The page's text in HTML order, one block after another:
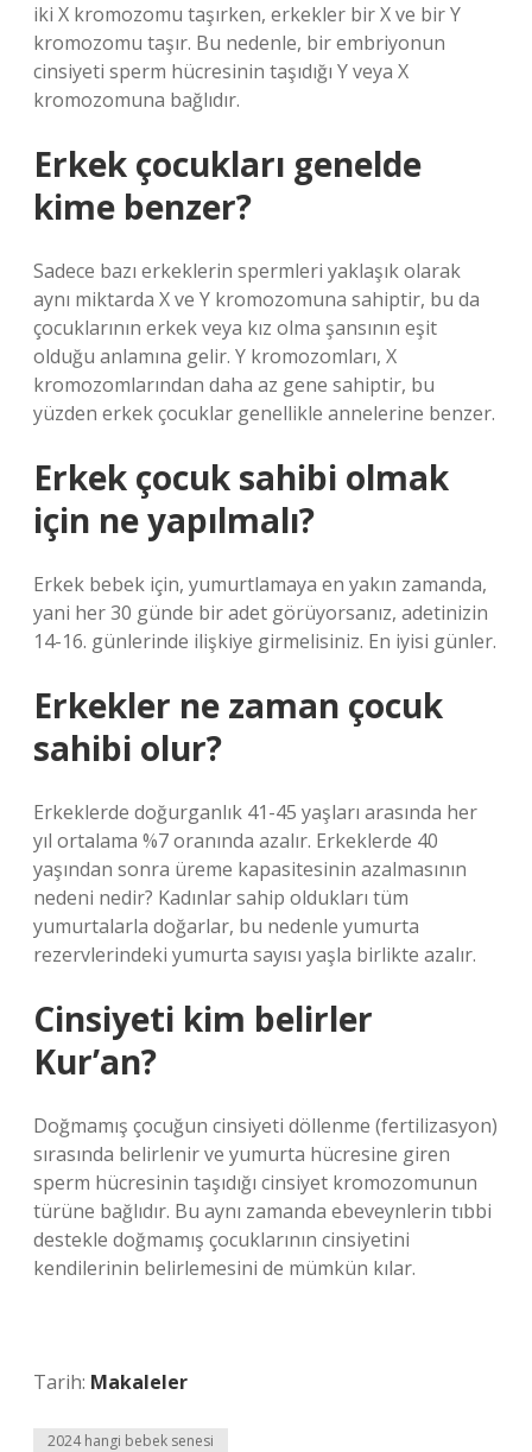
iki X kromozomu taşırken, erkekler bir X ve bir Y
kromozomu taşır. Bu nedenle, bir embriyonun
cinsiyeti sperm hücresinin taşıdığı Y veya X
kromozomuna bağlıdır.
Erkek çocukları genelde
kime benzer?
Sadece bazı erkeklerin spermleri yaklaşık olarak
aynı miktarda X ve Y kromozomuna sahiptir, bu da
çocuklarının erkek veya kız olma şansının eşit
olduğu anlamına gelir. Y kromozomları, X
kromozomlarından daha az gene sahiptir, bu
yüzden erkek çocuklar genellikle annelerine benzer.
Erkek çocuk sahibi olmak
için ne yapılmalı?
Erkek bebek için, yumurtlamaya en yakın zamanda,
yani her 30 günde bir adet görüyorsanız, adetinizin
14-16. günlerinde ilişkiye girmelisiniz. En iyisi günler.
Erkekler ne zaman çocuk
sahibi olur?
Erkeklerde doğurganlık 41-45 yaşları arasında her
yıl ortalama %7 oranında azalır. Erkeklerde 40
yaşından sonra üreme kapasitesinin azalmasının
nedeni nedir? Kadınlar sahip oldukları tüm
yumurtalarla doğarlar, bu nedenle yumurta
rezervlerindeki yumurta sayısı yaşla birlikte azalır.
Cinsiyeti kim belirler
Kur’an?
Doğmamış çocuğun cinsiyeti döllenme (fertilizasyon)
sırasında belirlenir ve yumurta hücresine giren
sperm hücresinin taşıdığı cinsiyet kromozomunun
türüne bağlıdır. Bu aynı zamanda ebeveynlerin tıbbi
destekle doğmamış çocuklarının cinsiyetini
kendilerinin belirlemesini de mümkün kılar.
Tarih: Makaleler
2024 hangi bebek senesi